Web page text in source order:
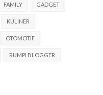
FAMILY GADGET
KULINER
OTOMOTIF
RUMPI BLOGGER